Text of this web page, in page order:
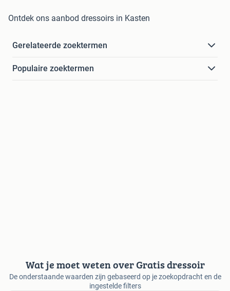
Ontdek ons aanbod dressoirs in Kasten
Gerelateerde zoektermen
Populaire zoektermen
Wat je moet weten over Gratis dressoir
De onderstaande waarden zijn gebaseerd op je zoekopdracht en de
ingestelde filters